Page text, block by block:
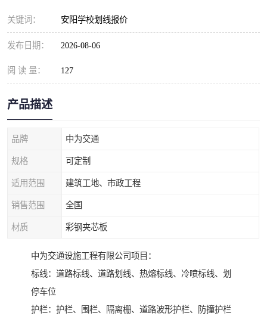
关键词： 安阳学校划线报价
发布日期： 2026-08-06
阅 读 量： 127
产品描述
品牌 中为交通
规格 可定制
适用范围 建筑工地、市政工程
销售范围 全国
材质 彩钢夹芯板
中为交通设施工程有限公司项目：
标线：道路标线、道路划线、热熔标线、冷喷标线、划
停车位
护栏：护栏、围栏、隔离栅、道路波形护栏、防撞护栏